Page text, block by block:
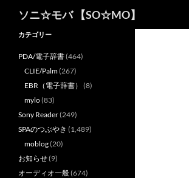
ソニ☆モバ 【SO☆MO】
カテゴリー
PDA/電子辞書(464)
CLIE/Palm(267)
EBR（電子辞書） (8)
mylo(83)
Sony Reader(249)
SPAのつぶやき (1,489)
moblog(20)
お知らせ(9)
オーディオ一般(674)